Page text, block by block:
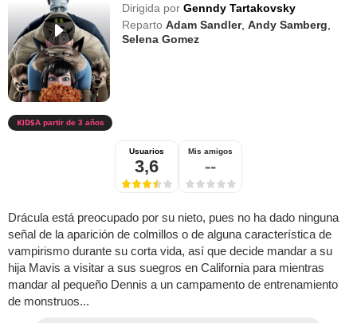
Dirigida por Genndy Tartakovsky
Reparto Adam Sandler,Andy Samberg
Selena Gomez
A partir de 3 años
Usuarios
3,6
Mis amigos
--
Drácula está preocupado por su nieto, pues no ha dado ninguna
señal de la aparición de colmillos o de alguna característica de
vampirismo durante su corta vida, así que decide mandar a su
hija Mavis a visitar a sus suegros en California para mientras
mandar al pequeño Dennis a un campamento de entrenamiento
de monstruos...